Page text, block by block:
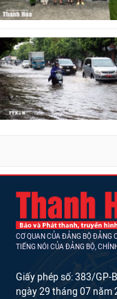
CƠ QUAN CỦA ĐẢNG BỘ ĐẢNG
TIẾNG NÓI CỦA ĐẢNG BỘ,
Giấy phép số: 383/GP-
ngày 29 tháng 07 năm